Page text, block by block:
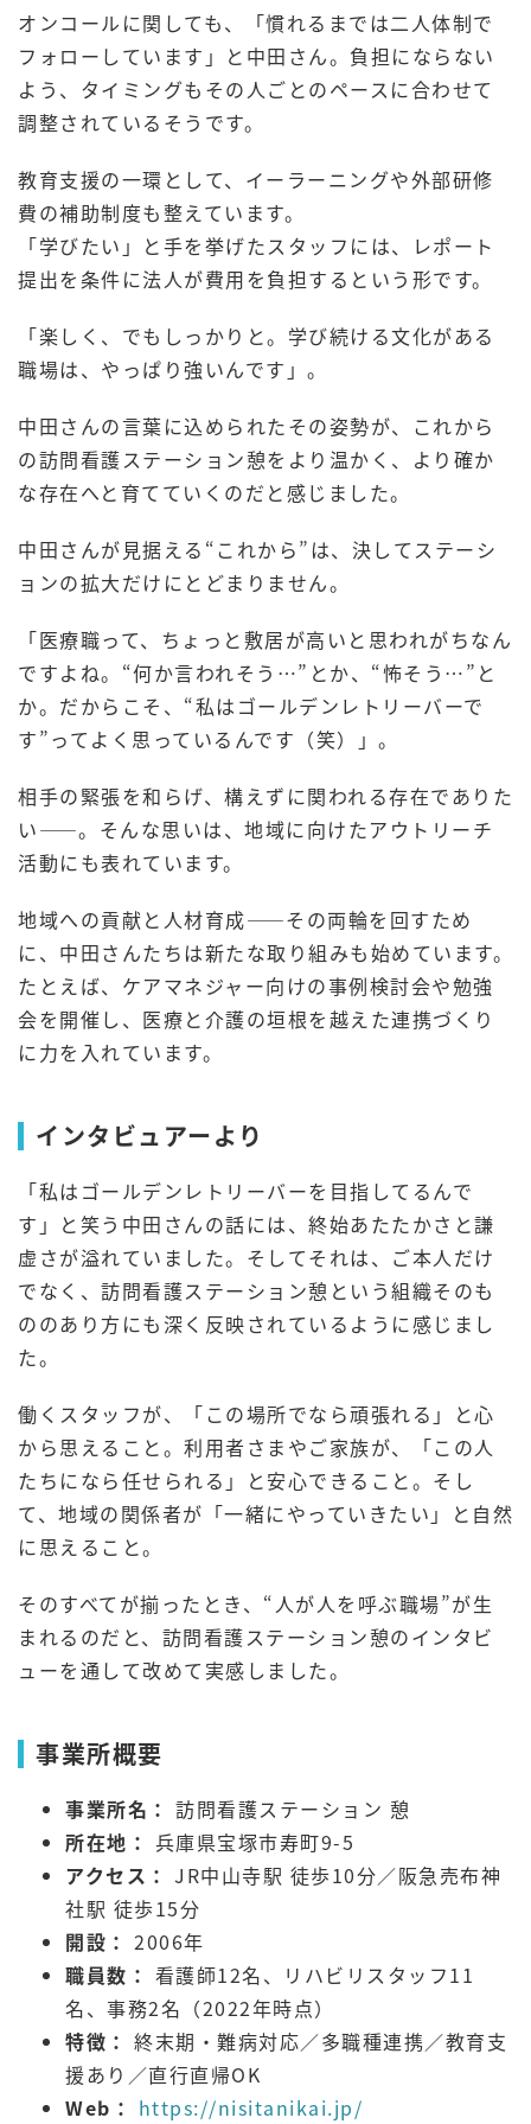
オンコールに関しても、「慣れるまでは二人体制で
フォローしています」と中田さん。負担にならない
よう、タイミングもその人ごとのペースに合わせて
調整されているそうです。
教育支援の一環として、イーラーニングや外部研修
費の補助制度も整えています。
「学びたい」と手を挙げたスタッフには、レポート
提出を条件に法人が費用を負担するという形です。
「楽しく、でもしっかりと。学び続ける文化がある
職場は、やっぱり強いんです」。
中田さんの言葉に込められたその姿勢が、これから
の訪問看護ステーション憩をより温かく、より確か
な存在へと育てていくのだと感じました。
中田さんが見据える“これから”は、決してステーシ
ョンの拡大だけにとどまりません。
「医療職って、ちょっと敷居が高いと思われがちなん
ですよね。“何か言われそう…”とか、“怖そう…”と
か。だからこそ、“私はゴールデンレトリーバーで
す”ってよく思っているんです（笑）」。
相手の緊張を和らげ、構えずに関われる存在でありた
い――。そんな思いは、地域に向けたアウトリーチ
活動にも表れています。
地域への貢献と人材育成――その両輪を回すため
に、中田さんたちは新たな取り組みも始めています。
たとえば、ケアマネジャー向けの事例検討会や勉強
会を開催し、医療と介護の垣根を越えた連携づくり
に力を入れています。
インタビュアーより
「私はゴールデンレトリーバーを目指してるんで
す」と笑う中田さんの話には、終始あたたかさと謙
虚さが溢れていました。そしてそれは、ご本人だけ
でなく、訪問看護ステーション憩という組織そのも
ののあり方にも深く反映されているように感じまし
た。
働くスタッフが、「この場所でなら頑張れる」と心
から思えること。利用者さまやご家族が、「この人
たちになら任せられる」と安心できること。そし
て、地域の関係者が「一緒にやっていきたい」と自然
に思えること。
そのすべてが揃ったとき、“人が人を呼ぶ職場”が生
まれるのだと、訪問看護ステーション憩のインタビ
ューを通して改めて実感しました。
事業所概要
事業所名： 訪問看護ステーション 憩
所在地： 兵庫県宝塚市寿町9-5
アクセス： JR中山寺駅 徒歩10分／阪急売布神
社駅 徒歩15分
開設： 2006年
職員数： 看護師12名、リハビリスタッフ11
名、事務2名（2022年時点）
特徴： 終末期・難病対応／多職種連携／教育支
援あり／直行直帰OK
Web： https://nisitanikai.jp/